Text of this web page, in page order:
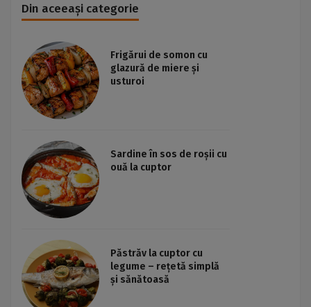
Din aceeași categorie
Frigărui de somon cu
glazură de miere și
usturoi
Sardine în sos de roșii cu
ouă la cuptor
Păstrăv la cuptor cu
legume – rețetă simplă
și sănătoasă